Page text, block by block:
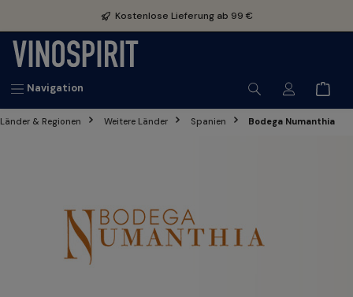
Kostenlose Lieferung ab 99 €
Navigation
Länder & Regionen Weitere Länder Spanien Bodega Numanthia